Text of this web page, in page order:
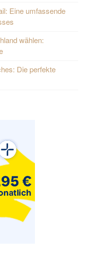
Eine umfassende
wählen:
Die perfekte